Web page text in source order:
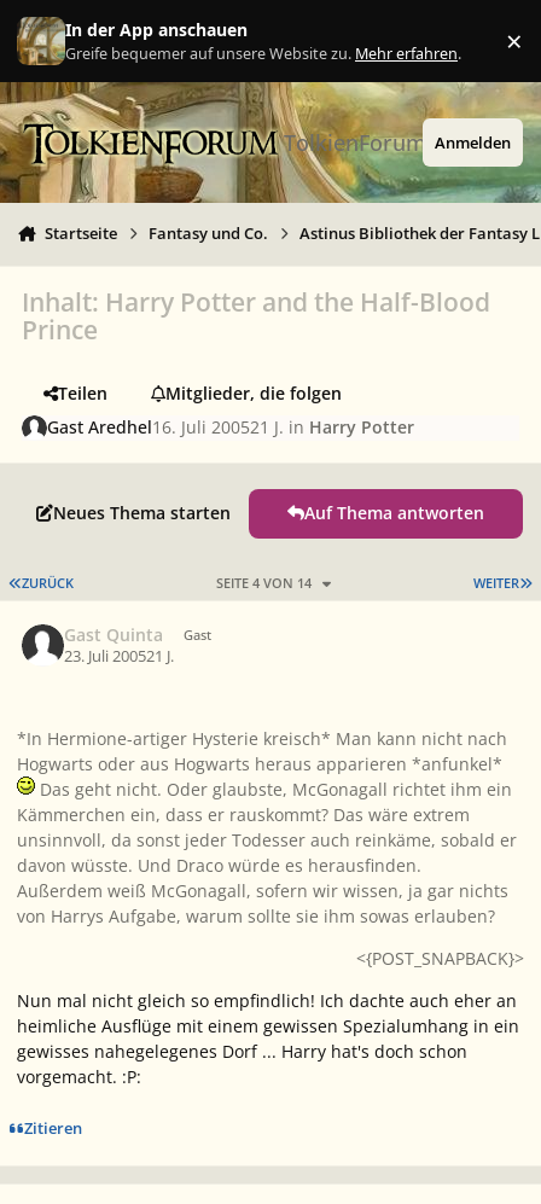
Zu Inhalt springen
In der App anschauen
Greife bequemer auf unsere Website zu. Mehr erfahren. ×
TolkienForum Anmelden
Startseite Fantasy und Co. Astinus Bibliothek der Fantasy
Inhalt: Harry Potter and the Half-Blood
Prince
Teilen
Mitglieder, die folgen
Gast Aredhel16. Juli 200521 J. in Harry Potter
Neues Thema starten Auf Thema antworten
ERSTE SEITE
ZURÜCK WEITER
SEITE 4 VON 14
Gast Quinta Gast
23. Juli 200521 J.
*In Hermione-artiger Hysterie kreisch* Man kann nicht nach
Hogwarts oder aus Hogwarts heraus apparieren *anfunkel*
Das geht nicht. Oder glaubste, McGonagall richtet ihm ein
Kämmerchen ein, dass er rauskommt? Das wäre extrem
unsinnvoll, da sonst jeder Todesser auch reinkäme, sobald er
davon wüsste. Und Draco würde es herausfinden.
Außerdem weiß McGonagall, sofern wir wissen, ja gar nichts
von Harrys Aufgabe, warum sollte sie ihm sowas erlauben?
<{POST_SNAPBACK}>
Nun mal nicht gleich so empfindlich! Ich dachte auch eher an
heimliche Ausflüge mit einem gewissen Spezialumhang in ein
gewisses nahegelegenes Dorf ... Harry hat's doch schon
vorgemacht. :P:
Zitieren